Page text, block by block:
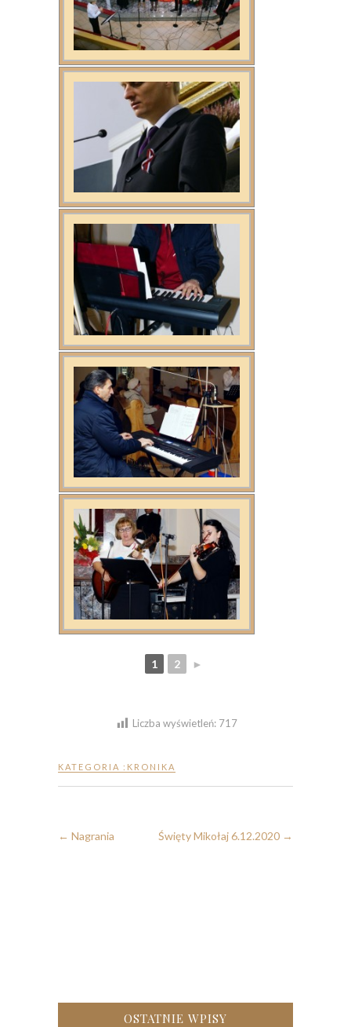
1 2 ►
Liczba wyświetleń: 717
KATEGORIA : KRONIKA
← Nagrania Święty Mikołaj 6.12.2020 →
OSTATNIE WPISY